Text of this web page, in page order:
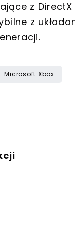
z DirectX
z
Microsoft Xbox